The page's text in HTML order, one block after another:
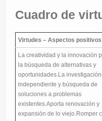
Cuadro de
Virtudes – Aspectos positivos
La creatividad y la innovación
la búsqueda de alternativas y
oportunidades.La investigación
independiente y búsqueda de
soluciones a problemas
existentes.Aporta renovación y
expansión de lo viejo.Romper